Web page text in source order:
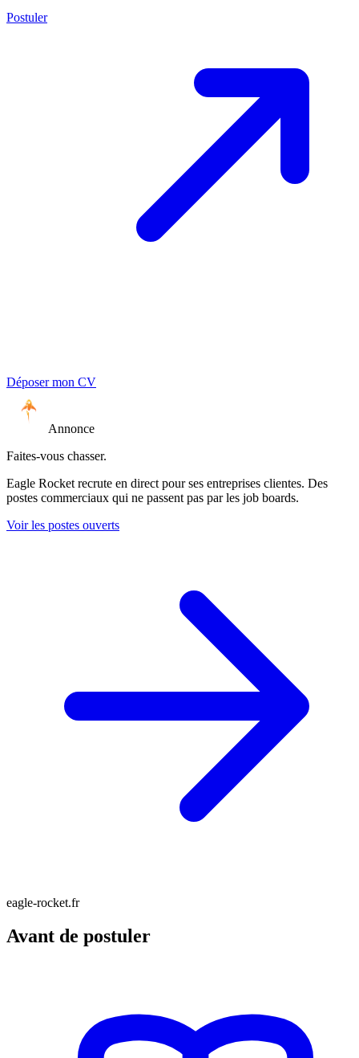
Postuler
Déposer mon CV
Annonce
Faites-vous chasser.
Eagle Rocket recrute en direct pour ses entreprises clientes. Des
postes commerciaux qui ne passent pas par les job boards.
Voir les postes ouverts
eagle-rocket.fr
Avant de postuler